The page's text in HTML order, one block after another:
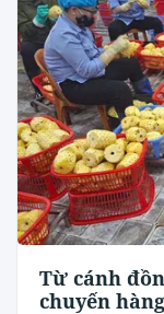
Từ cánh
chuyến